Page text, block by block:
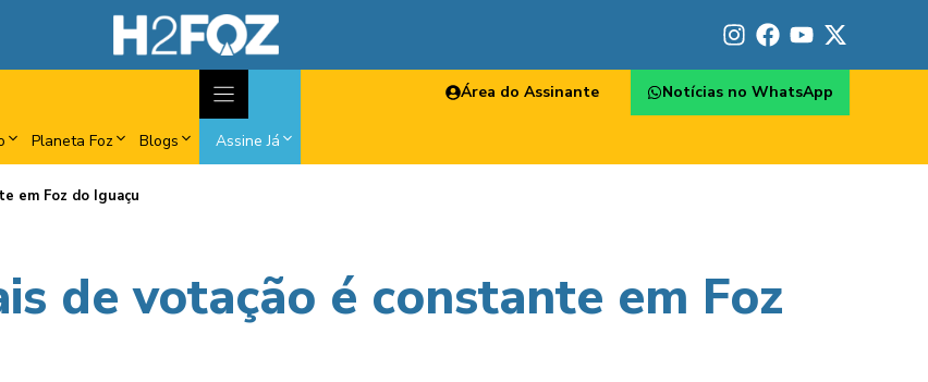
Planeta Foz Blogs Assine Já
Área do Assinante Notícias no WhatsApp
em Foz do Iguaçu
de votação é constante em Foz